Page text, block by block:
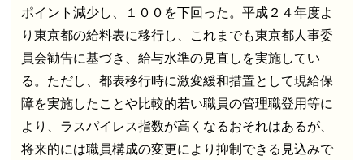
ポイント減少し、１００を下回った。平成２４年度よ
り東京都の給料表に移行し、これまでも東京都人事委
員会勧告に基づき、給与水準の見直しを実施してい
る。ただし、都表移行時に激変緩和措置として現給保
障を実施したことや比較的若い職員の管理職登用等に
より、ラスパイレス指数が高くなるおそれはあるが、
将来的には職員構成の変更により抑制できる見込みで